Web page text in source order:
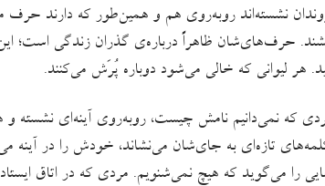
نشسته‌اند روبه‌روی هم و همین‌طور که دارند حرف
حرف‌های‌شان ظاهراً درباره‌ی گذران زندگی است؛
هر لیوانی که خالی می‌شود دوباره پُرَش می‌‌کنند.
که نمی‌دانیم نامش چیست، روبه‌روی آینه‌ای نشسته و
تازه‌ای به جای‌شان می‌نشاند، خودش را در آینه
را می‌گوید که هیچ نمی‌‌شنویم. مردی که در اتاق